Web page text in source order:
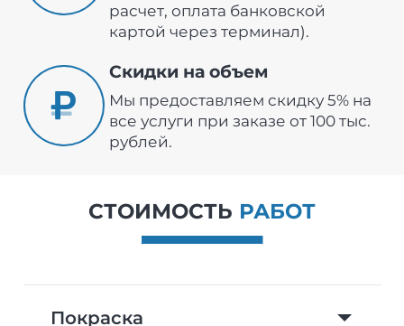
расчет, оплата банковской
картой через терминал).
Скидки на объем
Мы предоставляем скидку 5% на
все услуги при заказе от 100 тыс.
рублей.
СТОИМОСТЬ РАБОТ
Покраска